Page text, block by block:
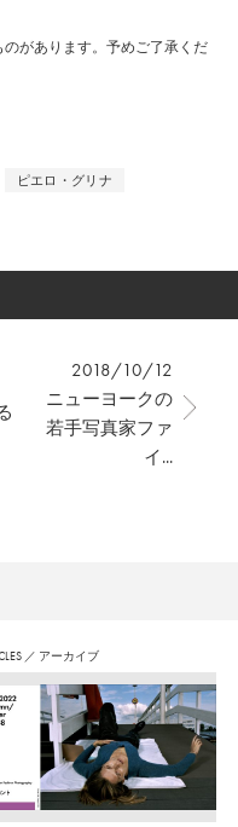
があります。予めご了承くだ
ピエロ・グリナ
2018/10/12
ニューヨークの
若手写真家ファ
イ...
／ アーカイブ